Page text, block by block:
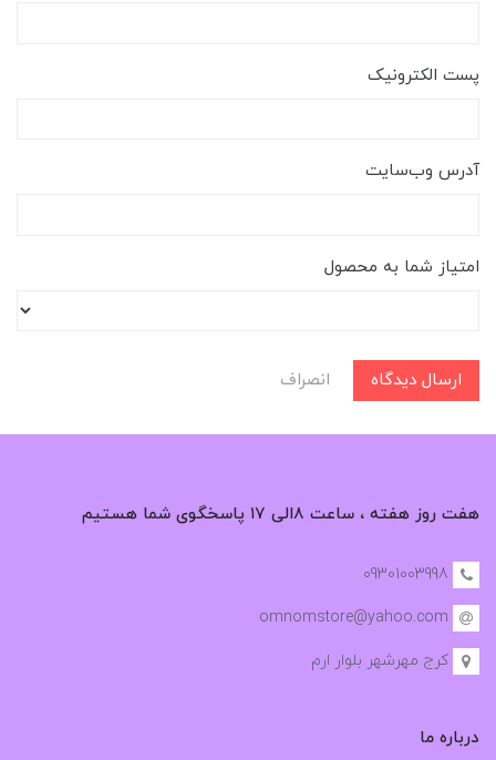
پست الکترونیک
آدرس وب‌سایت
امتیاز شما به محصول
ارسال دیدگاه انصراف
هفت روز هفته ، ساعت ۸الی ۱۷ پاسخگوی شما هستیم
09301003998
omnomstore@yahoo.com
کرج مهرشهر بلوار ارم
درباره ما